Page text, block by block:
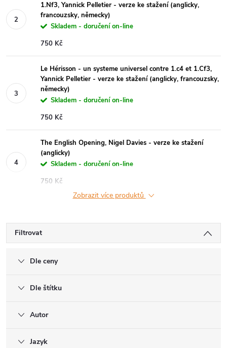
1.Nf3, Yannick Pelletier - verze ke stažení (anglicky,
francouzsky, německy)
Skladem - doručení on-line
750 Kč
Le Hérisson - un systeme universel contre 1.c4 et 1.Cf3,
Yannick Pelletier - verze ke stažení (anglicky, francouzsky,
německy)
Skladem - doručení on-line
750 Kč
The English Opening, Nigel Davies - verze ke stažení
(anglicky)
Skladem - doručení on-line
750 Kč
Zobrazit více produktů
Filtrovat
Dle ceny
Dle štítku
Autor
Jazyk